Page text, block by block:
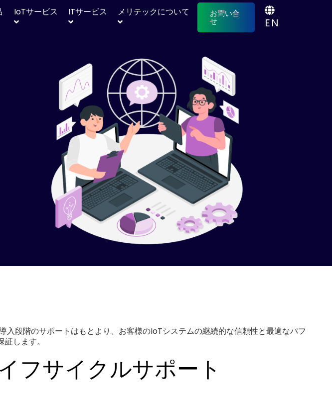
IoTサービス ITサービス メリテックについて お問い合
せ EN
段階のサポートはもとより、お客様のIoTシステムの継続的な信頼性と最適なパフ
します。
フサイクルサポート